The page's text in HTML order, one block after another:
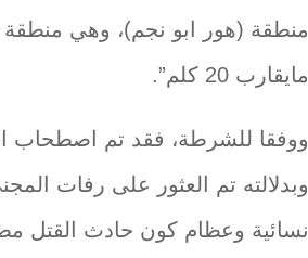
منطقة (هور ابو نجم)، وهي منطقة
مايقارب 20 كلم”.
ووفقا للشرطة، فقد تم اصطحاب
وبدلالته تم العثور على رفات
نسائية وعظام كون حادث القتل